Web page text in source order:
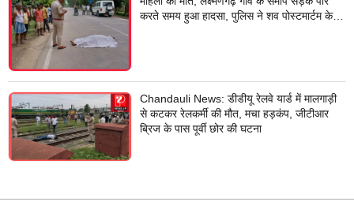
करते समय हुआ हादसा, पुलिस ने शव पोस्टमार्टम के
Chandauli News: डीडीयू रेलवे यार्ड में मालगाड़ी
से कटकर रेलकर्मी की मौत, मचा हड़कंप, जीटीआर
ब्रिज के पास पूर्वी छोर की घटना